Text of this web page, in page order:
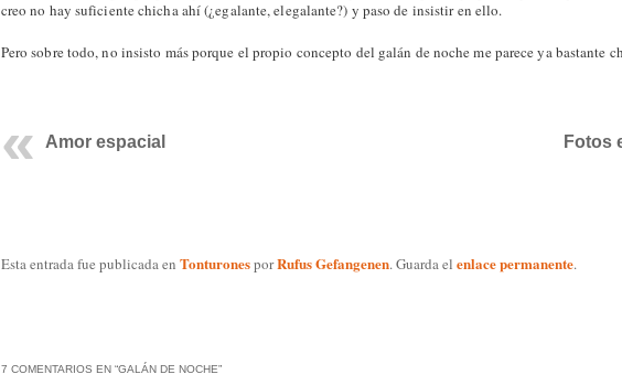
creo no hay suficiente chicha ahí (¿egalante, elegalante?) y paso de insistir en ello.
Pero sobre todo, no insisto más porque el propio concepto del galán de noche me parece ya bastante
Amor espacial Fotos
Esta entrada fue publicada en TonturonesporRufus Gefangenen. Guarda el enlace permanente.
7 COMENTARIOS EN “GALÁN DE NOCHE”